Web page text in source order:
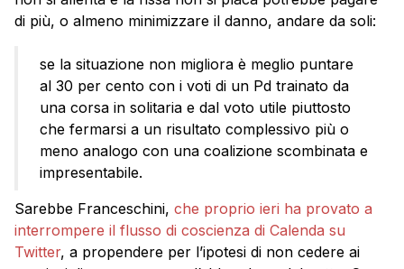
di più, o almeno minimizzare il danno, andare da soli:
se la situazione non migliora è meglio puntare
al 30 per cento con i voti di un Pd trainato da
una corsa in solitaria e dal voto utile piuttosto
che fermarsi a un risultato complessivo più o
meno analogo con una coalizione scombinata e
impresentabile.
Sarebbe Franceschini, che proprio ieri ha provato a
interrompere il flusso di coscienza di Calenda su
Twitter, a propendere per l’ipotesi di non cedere ai